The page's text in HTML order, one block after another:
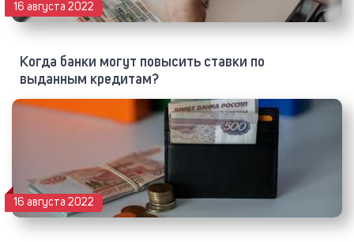
Когда банки могут повысить ставки по
выданным кредитам?
16 августа 2022
16 августа 2022